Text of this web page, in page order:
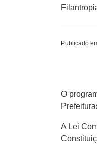
Publicado
O
A Lei